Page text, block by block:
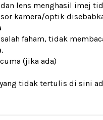
lens menghasil imej
kamera/optik
faham, tidak
(jika ada)
yang tidak tertulis di sini